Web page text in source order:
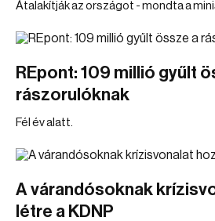
Átalakítják az országot - mondta a
REpont: 109 millió gyűlt
rászorulóknak
Fél év alatt.
A várandósoknak
létre a KDNP